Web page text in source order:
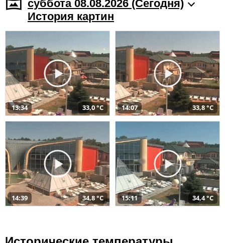
суббота 08.08.2026 (Cегодня)
История картин
13:34 33,0 °C 14:07 33,8 °C
14:39 34,8 °C 15:11 34,4 °C